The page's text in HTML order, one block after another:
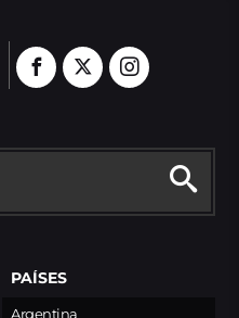
PAÍSES
Argentina